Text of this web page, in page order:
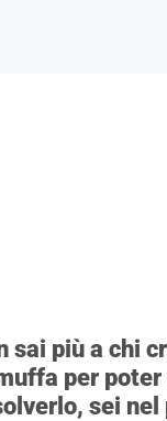
più a chi
per
sei